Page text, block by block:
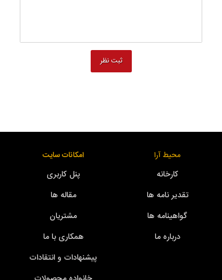
محیط آرا
کارخانه
تقدیر نامه ها
گواهینامه ها
درباره ما
امکانات سایت
پنل کاربری
مقاله ها
مشتریان
همکاری با ما
پیشنهادات و انتقادات